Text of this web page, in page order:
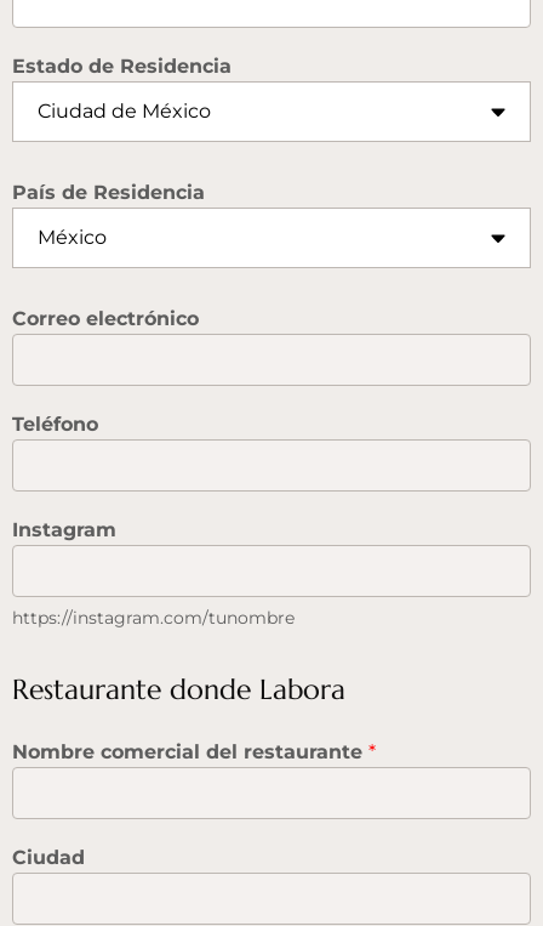
Estado de Residencia
País de Residencia
Correo electrónico
Teléfono
Instagram
https://instagram.com/tunombre
Restaurante donde Labora
Nombre comercial del restaurante *
Ciudad